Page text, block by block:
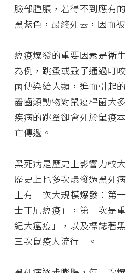
臉部腫脹，若得不到應有
黑紫色，最終死去，因而
瘟疫爆發的重要因素是衛
為例，跳蚤或蝨子通過叮
菌傳染給人類，進而引起
齧齒類動物對鼠疫桿菌大
疾病的跳蚤卻會死於鼠疫
亡傳遞。
黑死病是歷史上影響力較
歷史上也多次爆發過黑死
上有三次大規模爆發：第
士丁尼瘟疫」，第二次是
紀大瘟疫」，以及標誌著
三次鼠疫大流行」。